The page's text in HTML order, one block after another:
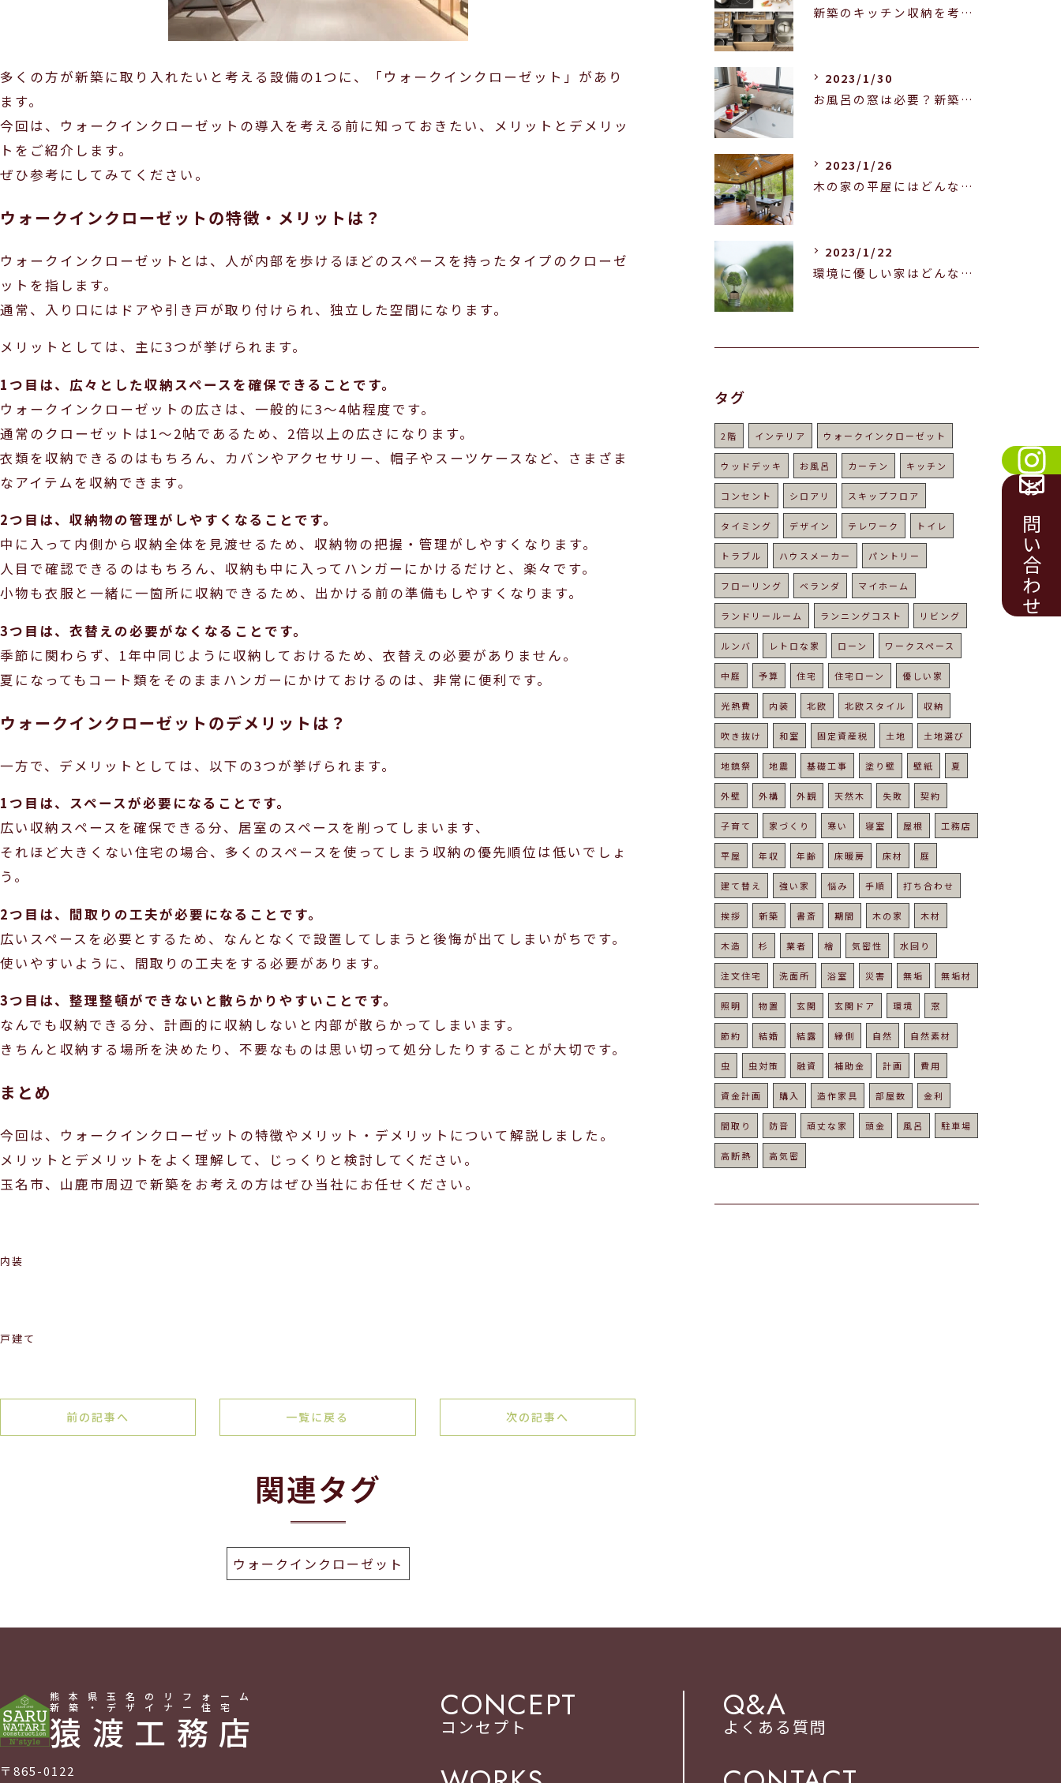
お問い合わせ
多くの方が新築に取り入れたいと考える設備の1つに、「ウォークインクローゼット」があり
ます。
今回は、ウォークインクローゼットの導入を考える前に知っておきたい、メリットとデメリッ
トをご紹介します。
ぜひ参考にしてみてください。
ウォークインクローゼットの特徴・メリットは？
ウォークインクローゼットとは、人が内部を歩けるほどのスペースを持ったタイプのクローゼ
ットを指します。
通常、入り口にはドアや引き戸が取り付けられ、独立した空間になります。
メリットとしては、主に3つが挙げられます。
1つ目は、広々とした収納スペースを確保できることです。
ウォークインクローゼットの広さは、一般的に3〜4帖程度です。
通常のクローゼットは1〜2帖であるため、2倍以上の広さになります。
衣類を収納できるのはもちろん、カバンやアクセサリー、帽子やスーツケースなど、さまざま
なアイテムを収納できます。
2つ目は、収納物の管理がしやすくなることです。
中に入って内側から収納全体を見渡せるため、収納物の把握・管理がしやすくなります。
人目で確認できるのはもちろん、収納も中に入ってハンガーにかけるだけと、楽々です。
小物も衣服と一緒に一箇所に収納できるため、出かける前の準備もしやすくなります。
3つ目は、衣替えの必要がなくなることです。
季節に関わらず、1年中同じように収納しておけるため、衣替えの必要がありません。
夏になってもコート類をそのままハンガーにかけておけるのは、非常に便利です。
ウォークインクローゼットのデメリットは？
一方で、デメリットとしては、以下の3つが挙げられます。
1つ目は、スペースが必要になることです。
広い収納スペースを確保できる分、居室のスペースを削ってしまいます、
それほど大きくない住宅の場合、多くのスペースを使ってしまう収納の優先順位は低いでしょ
う。
2つ目は、間取りの工夫が必要になることです。
広いスペースを必要とするため、なんとなくで設置してしまうと後悔が出てしまいがちです。
使いやすいように、間取りの工夫をする必要があります。
3つ目は、整理整頓ができないと散らかりやすいことです。
なんでも収納できる分、計画的に収納しないと内部が散らかってしまいます。
きちんと収納する場所を決めたり、不要なものは思い切って処分したりすることが大切です。
まとめ
今回は、ウォークインクローゼットの特徴やメリット・デメリットについて解説しました。
メリットとデメリットをよく理解して、じっくりと検討してください。
玉名市、山鹿市周辺で新築をお考えの方はぜひ当社にお任せください。
内装
戸建て
前の記事へ 一覧に戻る 次の記事へ
関連タグ
ウォークインクローゼット
新築のキッチン収納を考える際に押さえておきたいポイントは？
2023/1/30
お風呂の窓は必要？新築マイホームをお考えの方へ！
2023/1/26
木の家の平屋にはどんな魅力がある？木造平屋の良いところを紹介します！
2023/1/22
環境に優しい家はどんな家？特徴や実現のポイントをご紹介！
タグ
2階 インテリア ウォークインクローゼット
ウッドデッキ お風呂 カーテン キッチン
コンセント シロアリ スキップフロア
タイミング デザイン テレワーク トイレ
トラブル ハウスメーカー パントリー
フローリング ベランダ マイホーム
ランドリールーム ランニングコスト リビング
ルンバ レトロな家 ローン ワークスペース
中庭 予算 住宅 住宅ローン 優しい家
光熱費 内装 北欧 北欧スタイル 収納
吹き抜け 和室 固定資産税 土地 土地選び
地鎮祭 地震 基礎工事 塗り壁 壁紙 夏
外壁 外構 外観 天然木 失敗 契約
子育て 家づくり 寒い 寝室 屋根 工務店
平屋 年収 年齢 床暖房 床材 庭
建て替え 強い家 悩み 手順 打ち合わせ
挨拶 新築 書斎 期間 木の家 木材
木造 杉 業者 檜 気密性 水回り
注文住宅 洗面所 浴室 災害 無垢 無垢材
照明 物置 玄関 玄関ドア 環境 窓
節約 結婚 結露 縁側 自然 自然素材
虫 虫対策 融資 補助金 計画 費用
資金計画 購入 造作家具 部屋数 金利
間取り 防音 頑丈な家 頭金 風呂 駐車場
高断熱 高気密
熊本県玉名のリフォーム
新築・デザイナー住宅
猿渡工務店
〒865-0122
CONCEPT
コンセプト
Q&A
よくある質問